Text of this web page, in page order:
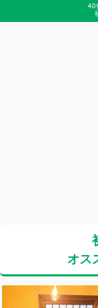
40
オス